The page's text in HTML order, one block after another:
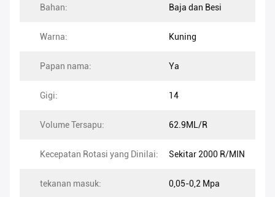
Bahan: Baja dan Besi
Warna: Kuning
Papan nama: Ya
Gigi: 14
Volume Tersapu: 62.9ML/R
Kecepatan Rotasi yang Dinilai: Sekitar 2000 R/MIN
tekanan masuk: 0,05-0,2 Mpa